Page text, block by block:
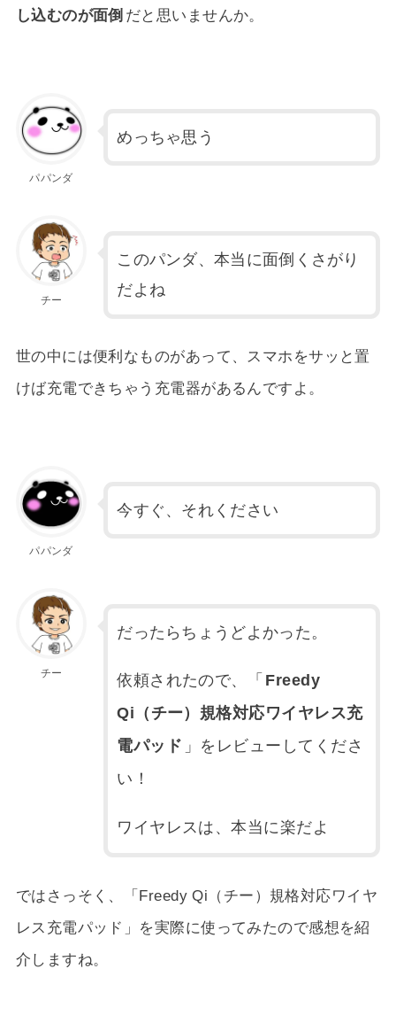
し込むのが面倒 だと思いませんか。
パパンダ
めっちゃ思う
チー
このパンダ、本当に面倒くさがり
だよね
世の中には便利なものがあって、スマホをサッと置
けば充電できちゃう充電器があるんですよ。
パパンダ
今すぐ、それください
チー
だったらちょうどよかった。
依頼されたので、「 Freedy
Qi（チー）規格対応ワイヤレス充
電パッド 」をレビューしてくださ
い！
ワイヤレスは、本当に楽だよ
ではさっそく、「Freedy Qi（チー）規格対応ワイヤ
レス充電パッド」を実際に使ってみたので感想を紹
介しますね。